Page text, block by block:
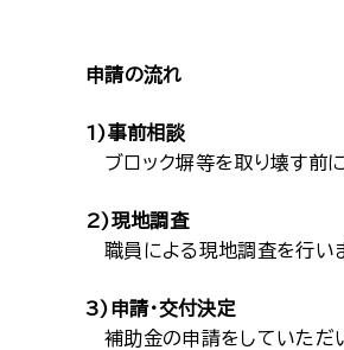
申請の流れ
1)事前相談
ブロック塀等を取り壊す前
2)現地調査
職員による現地調査を行い
3)申請・交付決定
補助金の申請をしていただ